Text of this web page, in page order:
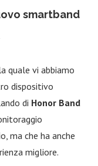
smartband
quale vi abbiamo
dispositivo
di Honor Band
ma che ha anche
migliore.